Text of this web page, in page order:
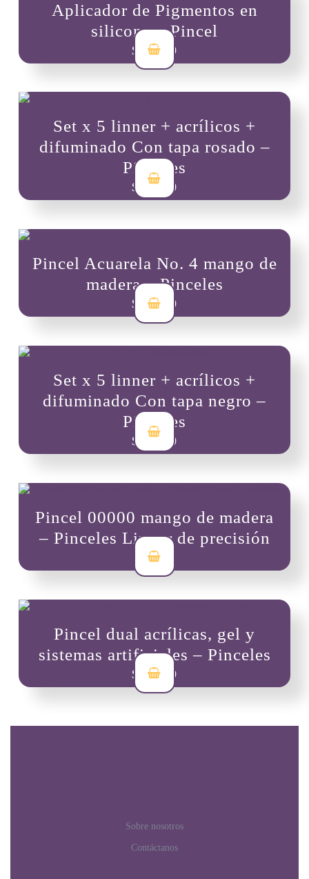
Aplicador de Pigmentos en
silicona – Pincel
$ 11,000
Set x 5 linner + acrílicos +
difuminado Con tapa rosado –
Pinceles
$ 50,000
Pincel Acuarela No. 4 mango de
madera – Pinceles
$ 13,500
Set x 5 linner + acrílicos +
difuminado Con tapa negro –
Pinceles
$ 50,000
Pincel 00000 mango de madera
– Pinceles Linner de precisión
7,000
Pincel dual acrílicas, gel y
sistemas artificiales – Pinceles
$ 18,000
Sobre nosotros
Contáctanos